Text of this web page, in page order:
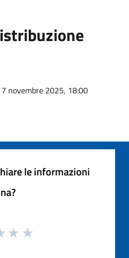
7 novembre 2025, 18:00
le informazioni